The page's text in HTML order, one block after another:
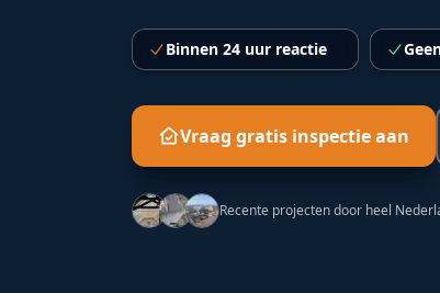
Binnen 24 uur reactie
Vraag gratis inspectie aan
Recente projecten door heel